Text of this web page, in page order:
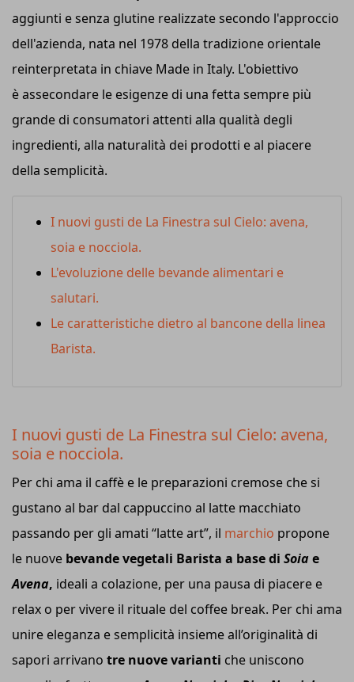
aggiunti e senza glutine realizzate secondo l'approccio
dell'azienda, nata nel 1978 della tradizione orientale
reinterpretata in chiave Made in Italy. L'obiettivo
è assecondare le esigenze di una fetta sempre più
grande di consumatori attenti alla qualità degli
ingredienti, alla naturalità dei prodotti e al piacere
della semplicità.
I nuovi gusti de La Finestra sul Cielo: avena,
soia e nocciola.
L'evoluzione delle bevande alimentari e
salutari.
Le caratteristiche dietro al bancone della linea
Barista.
I nuovi gusti de La Finestra sul Cielo: avena,
soia e nocciola.
Per chi ama il caffè e le preparazioni cremose che si
gustano al bar dal cappuccino al latte macchiato
passando per gli amati “latte art”, il marchio propone
le nuove bevande vegetali Barista a base di Soia e
Avena, ideali a colazione, per una pausa di piacere e
relax o per vivere il rituale del coffee break. Per chi ama
unire eleganza e semplicità insieme all’originalità di
sapori arrivano tre nuove varianti che uniscono